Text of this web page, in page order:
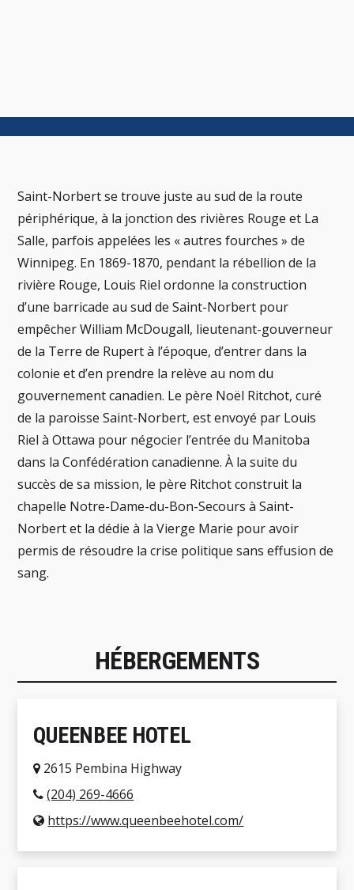
Saint-Norbert se trouve juste au sud de la route
périphérique, à la jonction des rivières Rouge et La
Salle, parfois appelées les « autres fourches » de
Winnipeg. En 1869-1870, pendant la rébellion de la
rivière Rouge, Louis Riel ordonne la construction
d’une barricade au sud de Saint-Norbert pour
empêcher William McDougall, lieutenant-gouverneur
de la Terre de Rupert à l’époque, d’entrer dans la
colonie et d’en prendre la relève au nom du
gouvernement canadien. Le père Noël Ritchot, curé
de la paroisse Saint-Norbert, est envoyé par Louis
Riel à Ottawa pour négocier l’entrée du Manitoba
dans la Confédération canadienne. À la suite du
succès de sa mission, le père Ritchot construit la
chapelle Notre-Dame-du-Bon-Secours à Saint-
Norbert et la dédie à la Vierge Marie pour avoir
permis de résoudre la crise politique sans effusion de
sang.
HÉBERGEMENTS
QUEENBEE HOTEL
2615 Pembina Highway
(204) 269-4666
https://www.queenbeehotel.com/